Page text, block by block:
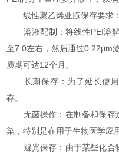
线性聚乙烯亚胺保存要求：
溶液配制：将线性PEI溶解
至7.0左右，然后通过0.22μm
质期可达12个月。
长期保存：为了延长使用
存。
无菌操作：在制备和保存
染，特别是在用于生物医学应
避光保存：由于某些化合